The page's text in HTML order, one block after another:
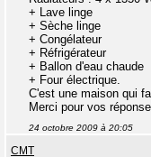
+ Lave linge
+ Sèche linge
+ Congélateur
+ Réfrigérateur
+ Ballon d'eau chaude
+ Four électrique.
C'est une maison qui
Merci pour vos
24 octobre 2009 à 20:05
CMT